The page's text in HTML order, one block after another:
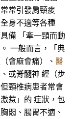
常引發肩頸痠
全身不適等各種
備 「牽一頸而動
一般而言，「典
會麻會痛）、 醫
或脊髓神 經（步
頸椎病患者常會
惹」的 症狀，包
悶、腸胃不適、